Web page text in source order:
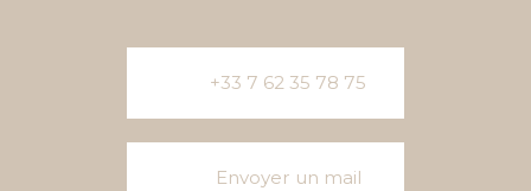
+33 7 62 35 78 75
Envoyer un mail